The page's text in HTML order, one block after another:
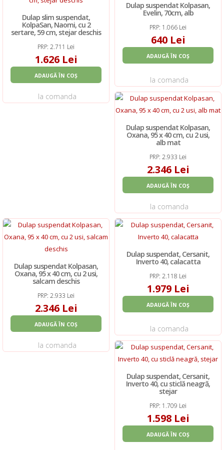
Dulap slim suspendat,
KolpaSan, Naomi, cu 2
sertare, 59 cm, stejar deschis
PRP: 2.711 Lei
1.626 Lei
ADAUGĂ ÎN COȘ
la comanda
Dulap suspendat Kolpasan,
Evelin, 70cm, alb
PRP: 1.066 Lei
640 Lei
ADAUGĂ ÎN COȘ
la comanda
Dulap suspendat Kolpasan,
Oxana, 95 x 40 cm, cu 2 usi,
alb mat
PRP: 2.933 Lei
2.346 Lei
ADAUGĂ ÎN COȘ
la comanda
Dulap suspendat Kolpasan,
Oxana, 95 x 40 cm, cu 2 usi,
salcam deschis
PRP: 2.933 Lei
2.346 Lei
ADAUGĂ ÎN COȘ
la comanda
Dulap suspendat, Cersanit,
Inverto 40, calacatta
PRP: 2.118 Lei
1.979 Lei
ADAUGĂ ÎN COȘ
la comanda
Dulap suspendat, Cersanit,
Inverto 40, cu sticlă neagră,
stejar
PRP: 1.709 Lei
1.598 Lei
ADAUGĂ ÎN COȘ